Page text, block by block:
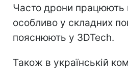
Часто дрони працюють
особливо у складних
пояснюють у 3DTech.
Також в українській